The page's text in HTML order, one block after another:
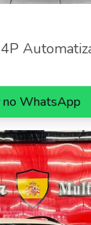
no WhatsApp